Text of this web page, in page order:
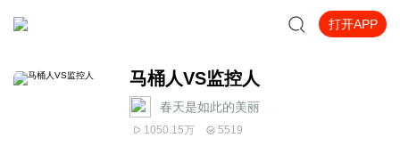
打开APP
马桶人VS监控人
春天是如此的美丽
1050.15万 5519